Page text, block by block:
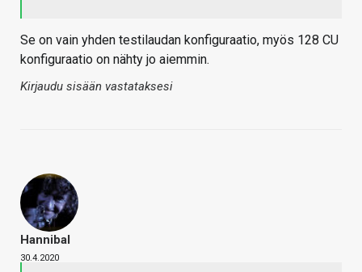
Se on vain yhden testilaudan konfiguraatio, myös 128 CU
konfiguraatio on nähty jo aiemmin.
Kirjaudu sisään vastataksesi
Hannibal
30.4.2020